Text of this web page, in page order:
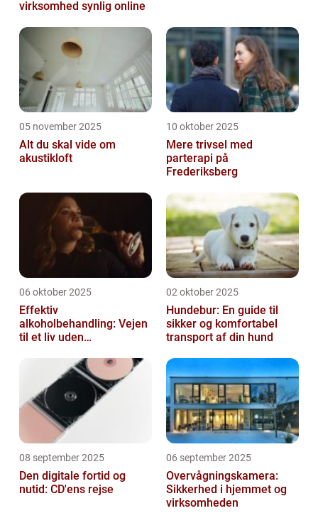
virksomhed synlig online
05 november 2025
Alt du skal vide om
akustikloft
10 oktober 2025
Mere trivsel med
parterapi på
Frederiksberg
06 oktober 2025
Effektiv
alkoholbehandling: Vejen
til et liv uden
02 oktober 2025
Hundebur: En guide til
sikker og komfortabel
transport af din hund
08 september 2025
Den digitale fortid og
nutid: CD'ens rejse
06 september 2025
Overvågningskamera:
Sikkerhed i hjemmet og
virksomheden